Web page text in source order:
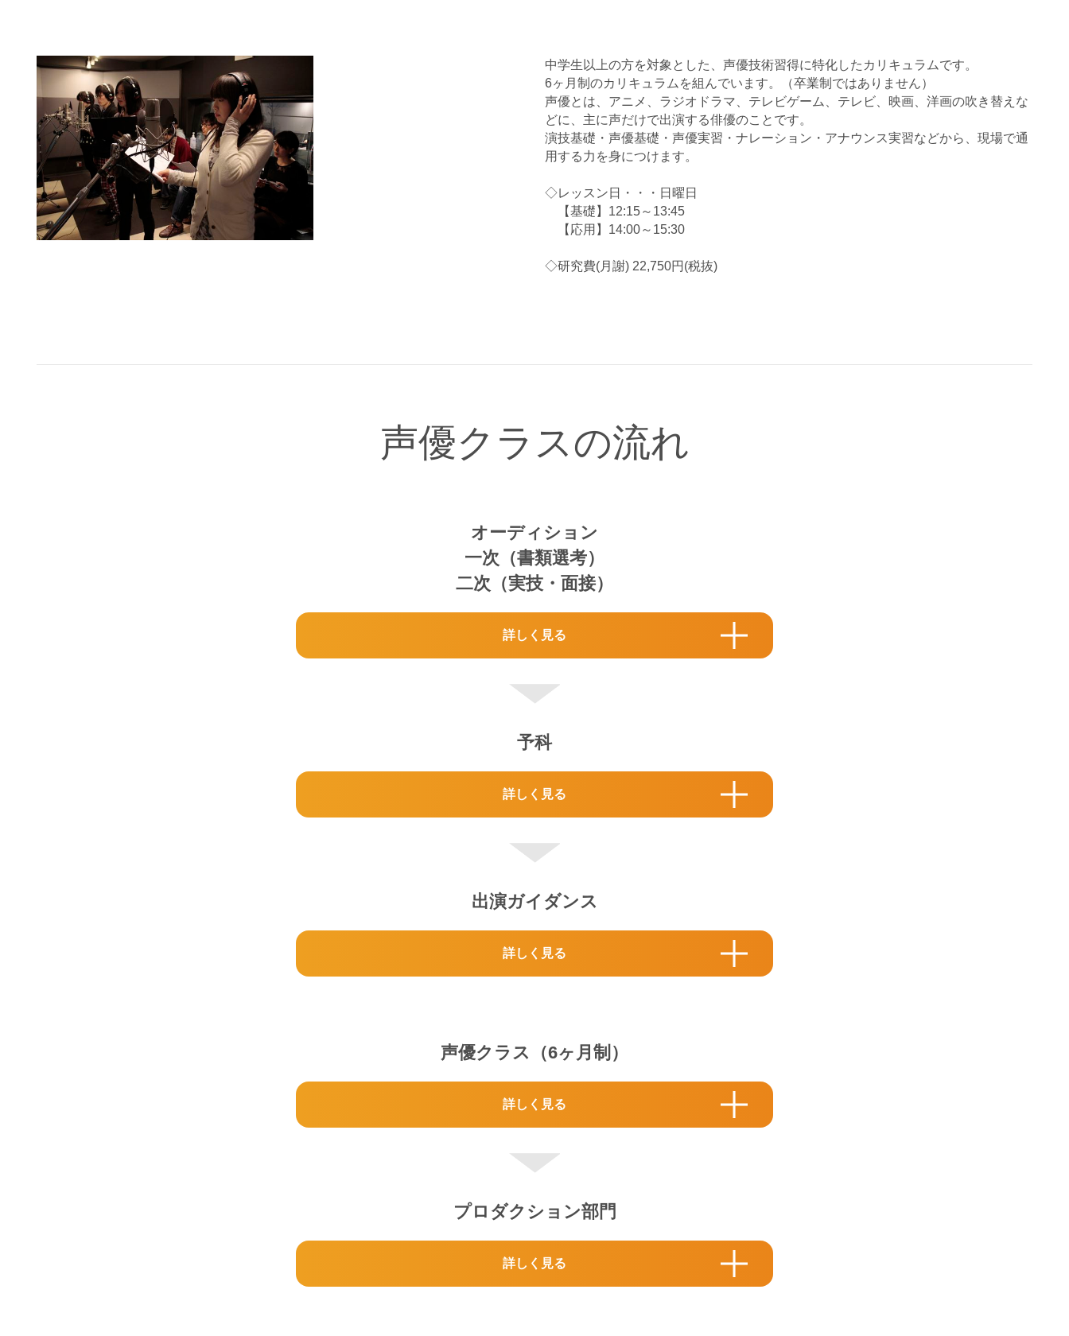
中学生以上の方を対象とした、声優技術習得に特化したカリキュラムです。
6ヶ月制のカリキュラムを組んでいます。（卒業制ではありません）
声優とは、アニメ、ラジオドラマ、テレビゲーム、テレビ、映画、洋画の吹き替えな
どに、主に声だけで出演する俳優のことです。
演技基礎・声優基礎・声優実習・ナレーション・アナウンス実習などから、現場で通
用する力を身につけます。
◇レッスン日・・・日曜日
【基礎】12:15～13:45
【応用】14:00～15:30
◇研究費(月謝) 22,750円(税抜)
声優クラスの流れ
オーディション
一次（書類選考）
二次（実技・面接）
詳しく見る
予科
詳しく見る
出演ガイダンス
詳しく見る
声優クラス（6ヶ月制）
詳しく見る
プロダクション部門
詳しく見る